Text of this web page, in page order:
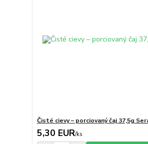
Čisté cievy – porciovaný čaj 37,5g
5,30 EUR/ks